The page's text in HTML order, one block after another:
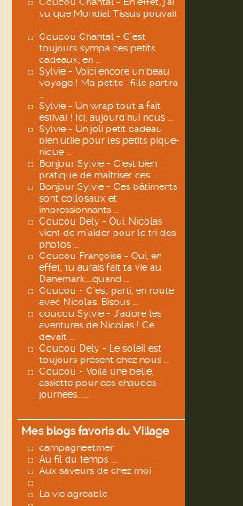
vu que Mondial Tissus pouvait
...
Coucou Chantal - C'est
toujours sympa ces petits
cadeaux, en ...
Sylvie - Voici encore un beau
voyage ! Ma petite -fille partira
...
Sylvie - Un wrap tout a fait
estival ! Ici, aujourd'hui nous ...
Sylvie - Un joli petit cadeau
bien utile pour les petits pique-
nique ...
Bonjour Sylvie - C'est bien
pratique de maîtriser ces ...
Bonjour Sylvie - Ces bâtiments
sont collosaux et
impressionnants ...
Coucou Dely - Oui, Nicolas
vient de m'aider pour le tri des
photos ...
Coucou Françoise - Oui, en
effet, tu aurais fait ta vie au
Danemark....quand ...
Coucou - C'est parti, en route
avec Nicolas. Bisous ...
coucou Sylvie - J'adore les
aventures de Nicolas ! Ce
devait ...
Coucou Dely - Le soleil est
toujours présent chez nous ...
Coucou - Voilà une belle,
assiette pour ces chaudes
journées.. ...
Mes blogs favoris du Village
campagneetmer
Au fil du temps ....
Aux saveurs de chez moi
La vie agreable